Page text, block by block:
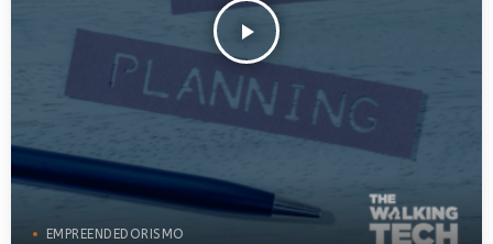
play_arrow
EMPREENDEDORISMO